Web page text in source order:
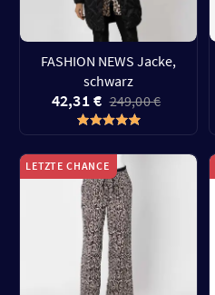
FASHION NEWS Jacke,
schwarz
42,31 € 249,00 €
LETZTE CHANCE